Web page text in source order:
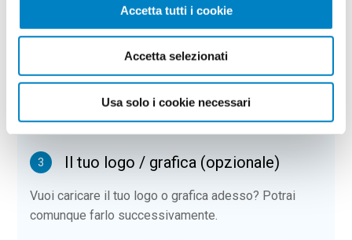
Accetta tutti i cookie
Accetta selezionati
Usa solo i cookie necessari
2 Quantità
Minimo: 100
3 Il tuo logo / grafica (opzionale)
Vuoi caricare il tuo logo o grafica adesso? Potrai
comunque farlo successivamente.